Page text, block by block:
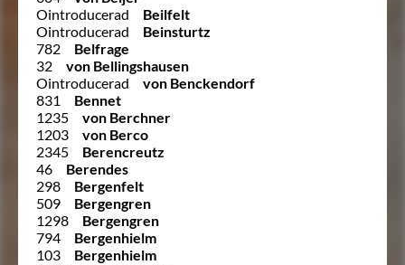
Ointroducerad
Beilfelt
Ointroducerad
Beinsturtz
782
Belfrage
32
von Bellingshausen
Ointroducerad
von Benckendorf
831
Bennet
1235
von Berchner
1203
von Berco
2345
Berencreutz
46
Berendes
298
Bergenfelt
509
Bergengren
1298
Bergengren
794
Bergenhielm
103
Bergenhielm